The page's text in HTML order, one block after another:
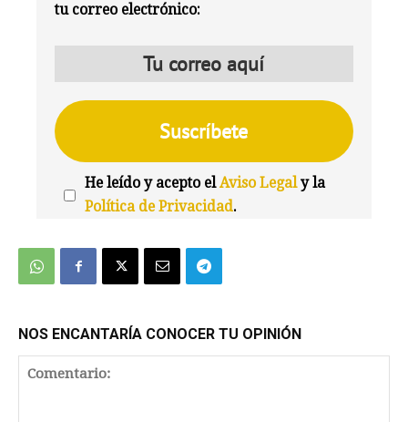
tu correo electrónico:
He leído y acepto elAviso Legaly la
Política de Privacidad.
NOS ENCANTARÍA CONOCER TU OPINIÓN